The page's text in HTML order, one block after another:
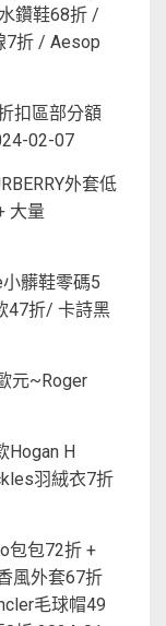
鑽鞋68折 /
7折 / Aesop
扣區部分額
02-07
外套低
大量
髒鞋零碼5
47折/ 卡詩黑
元~Roger
Hogan H
羽絨衣7折
包包72折 +
風外套67折
毛球帽49